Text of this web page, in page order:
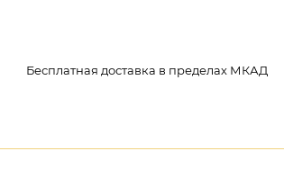
Бесплатная доставка в пределах МКАД